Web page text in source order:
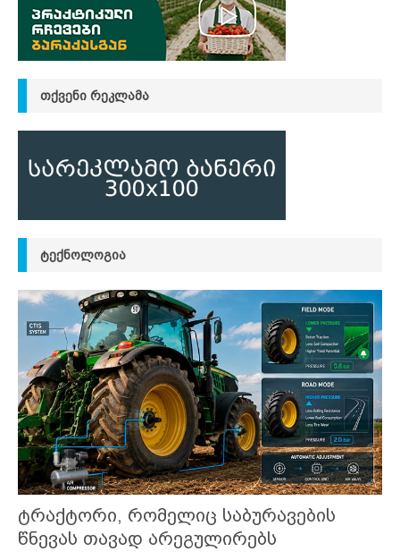
ᲗᲥᲕᲔᲜᲘ ᲠᲔᲙᲚᲐᲛᲐ
ᲢᲔᲥᲜᲝᲚᲝᲒᲘᲐ
ტრაქტორი, რომელიც საბურავების
წნევას თავად არეგულირებს